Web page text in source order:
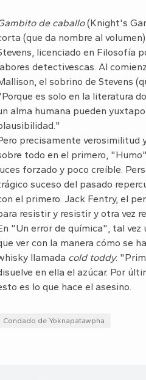
de caballo(Knight's
(que da nombre al
licenciado en Filosofía
detectivescas. Al
el sobrino de Stevens
es solo en la literatura
alma humana pueden
precisamente verosimilitud
todo en el primero,
forzado y poco creíble.
suceso del pasado
el primero. Jack Fentry, el
resistir y resistir y otra vez
"Un error de química", tal
ver con la manera cómo se
llamada cold toddy:
en ella el azúcar. Por
es lo que hace el asesino.
Condado de Yoknapatawpha